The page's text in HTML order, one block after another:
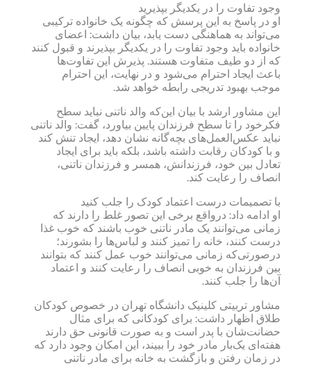
وجود تفاوت را در یکدیگر بپذیرید
او در پاسخ به این پرسش که چگونه یک خانواده‌ ترکیبی
می‌تواند به هماهنگی دست یابد، بیان داشت: اعضای
خانواده باید وجود تفاوت را در یکدیگر بپذیرند و قبول کنند
که از دو طیف متفاوت هستند. پذیرش این تفاوت‌ها
باعث ایجاد احترام می‌شود و در نهایت، این احترام
موجب بهبود تدریجی رابطه خواهد شد.
این مشاور ارشد با بیان این‌که والد ناتنی نباید سطح
فکرخود را تا سطح فرزندان پایین بیاورد، گفت: والد ناتنی
نباید عکس‌العمل‌های بچه‌گانه نشان دهد، ایجاد تنش کند
و با کودکان رقابت داشته باشد، بلکه باید برای ایجاد
تعادل بین خود، فرزندانش، همسر و فرزندان ناتنی،
انصاف را رعایت کند.
با تصمیمات درست اعتماد کودک را جلب کنید
او ادامه داد: درواقع برخی این تصور غلط را دارند که
زمانی می‌توانند یک مادر ناتنی خوب باشند که خوب غذا
درست کنند، خانه را تمیز کنند و لباس‌ها را بشورند؛
درصورتی‌که زمانی می‌توانند خوب عمل کنند که بتوانند
بین فرزندان به خوبی انصاف را رعایت کنند و اعتماد
آن‌ها را جلب کنند.
مشاور تربیتی کلینیک دانشگاه تهران در خصوص کودکان
طلاق اظهار داشت: برای کودکانی که برای مثال
حضانت‌شان با پدر است و به صورت قانونی حق دارند
هفته‌ای یک‌بار مادر خود را ببیند، این امکان وجود دارد که
در زمان رفتن و بازگشت به خانه برای مادر ناتنی